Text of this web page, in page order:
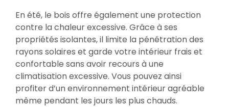
En été, le bois offre également une protection
contre la chaleur excessive. Grâce à ses
propriétés isolantes, il limite la pénétration des
rayons solaires et garde votre intérieur frais et
confortable sans avoir recours à une
climatisation excessive. Vous pouvez ainsi
profiter d’un environnement intérieur agréable
même pendant les jours les plus chauds.